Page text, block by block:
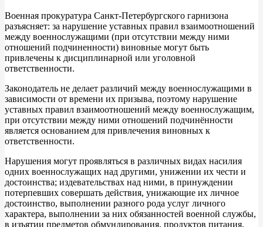
Военная прокуратура Санкт-Петербургского гарнизона
разъясняет: за нарушение уставных правил взаимоотношений
между военнослужащими (при отсутствии между ними
отношений подчиненности) виновные могут быть
привлечены к дисциплинарной или уголовной
ответственности.
Законодатель не делает различий между военнослужащими в
зависимости от времени их призыва, поэтому нарушение
уставных правил взаимоотношений между военнослужащим,
при отсутствии между ними отношений подчинённости
является основанием для привлечения виновных к
ответственности.
Нарушения могyт проявляться в различных видах насилия
одних военнослужащих над другими, унижении их чести и
достоинства; издевательствах над ними, в принуждении
потерпевших совершать действия, унижающие их личное
достоинство, выполнении разного рода услуг личного
характера, выполнении за них обязанностей военной службы,
в изъятии предметов обмундирования, продуктов питания,